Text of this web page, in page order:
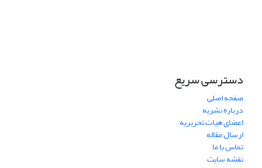
دسترسی سریع
صفحه اصلی
درباره نشریه
اعضای هیات تحریریه
ارسال مقاله
تماس با ما
نقشه سایت